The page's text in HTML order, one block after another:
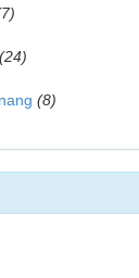
(24)
(8)